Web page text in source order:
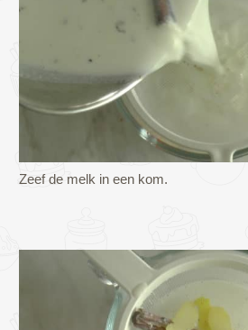
Zeef de melk in een kom.